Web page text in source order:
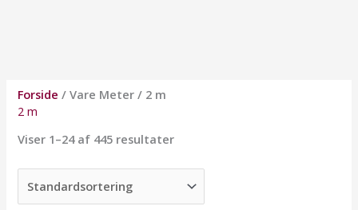
Forside / Vare Meter / 2 m
2 m
Viser 1–24 af 445 resultater